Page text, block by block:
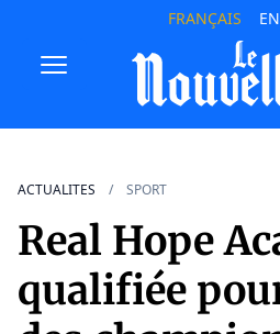
FRANÇAIS
ACTUALITES SPORT
Real Hope
qualifiée